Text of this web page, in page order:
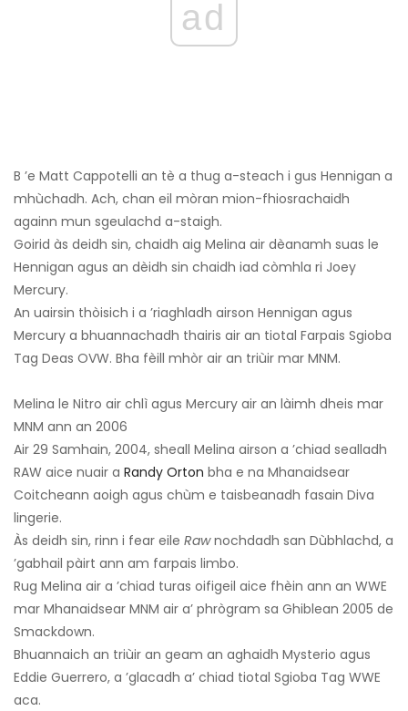
ad
B ’e Matt Cappotelli an tè a thug a-steach i gus Hennigan a
mhùchadh. Ach, chan eil mòran mion-fhiosrachaidh
againn mun sgeulachd a-staigh.
Goirid às deidh sin, chaidh aig Melina air dèanamh suas le
Hennigan agus an dèidh sin chaidh iad còmhla ri Joey
Mercury.
An uairsin thòisich i a ’riaghladh airson Hennigan agus
Mercury a bhuannachadh thairis air an tiotal Farpais Sgioba
Tag Deas OVW. Bha fèill mhòr air an triùir mar MNM.
Melina le Nitro air chlì agus Mercury air an làimh dheis mar
MNM ann an 2006
Air 29 Samhain, 2004, sheall Melina airson a ’chiad sealladh
RAW aice nuair a Randy Orton bha e na Mhanaidsear
Coitcheann aoigh agus chùm e taisbeanadh fasain Diva
lingerie.
Às deidh sin, rinn i fear eile Rawnochdadh san Dùbhlachd, a
’gabhail pàirt ann am farpais limbo.
Rug Melina air a ’chiad turas oifigeil aice fhèin ann an WWE
mar Mhanaidsear MNM air a’ phrògram sa Ghiblean 2005 de
Smackdown.
Bhuannaich an triùir an geam an aghaidh Mysterio agus
Eddie Guerrero, a ’glacadh a’ chiad tiotal Sgioba Tag WWE
aca.